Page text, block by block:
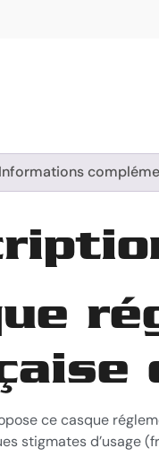
Informations
ce casque
stigmates d’usage